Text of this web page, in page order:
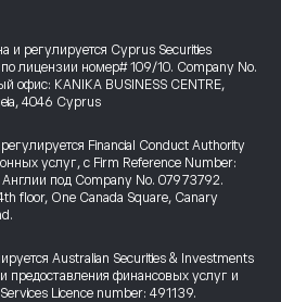
и регулируется Cyprus Securities
по лицензии номер# 109/10. Company No.
офис: KANIKA BUSINESS CENTRE,
4046 Cyprus
Financial Conduct Authority
услуг, с Firm Reference Number:
под Company No. 07973792.
floor, One Canada Square, Canary
Australian Securities & Investments
предоставления финансовых услуг и
Licence number: 491139.